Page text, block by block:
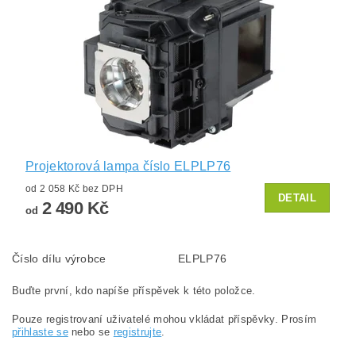
Projektorová lampa číslo ELPLP76
od 2 058 Kč bez DPH
od 2 490 Kč
DETAIL
Číslo dílu výrobce ELPLP76
Buďte první, kdo napíše příspěvek k této položce.
Pouze registrovaní uživatelé mohou vkládat příspěvky. Prosím
přihlaste senebo se registrujte.